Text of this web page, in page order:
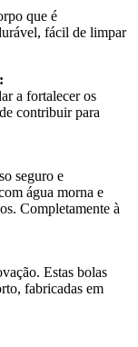
que é
fácil de limpar
a fortalecer os
contribuir para
seguro e
água morna e
Completamente à
Estas bolas
fabricadas em